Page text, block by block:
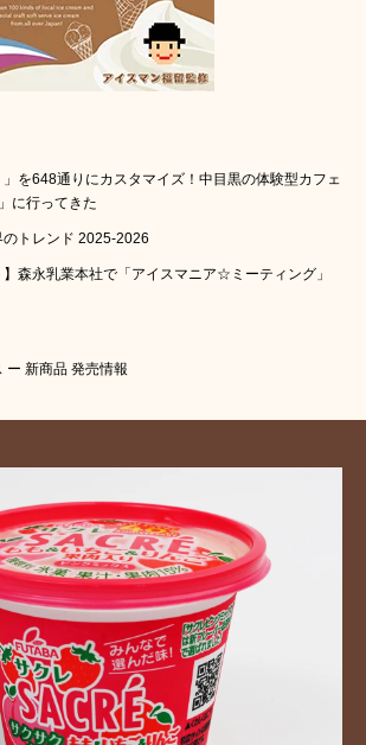
を648通りにカスタマイズ！中目黒の体験型カフェ
に行ってきた
トレンド 2025-2026
】森永乳業本社で「アイスマニア☆ミーティング」
ー 新商品 発売情報